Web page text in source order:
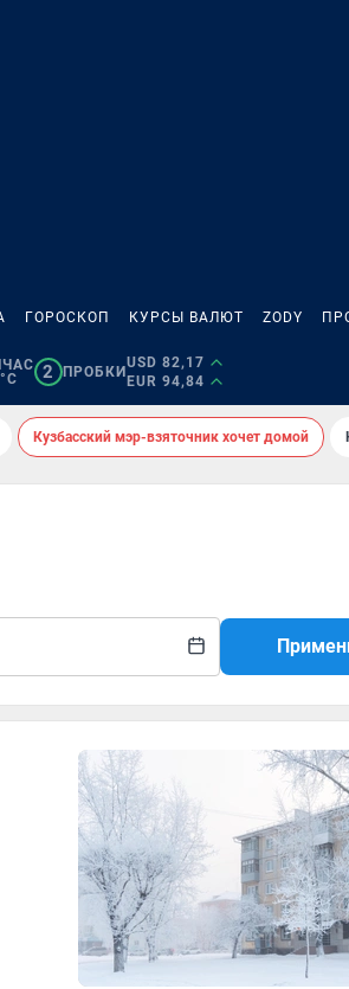
ГОРОСКОП КУРСЫ ВАЛЮТ ZODY
2 ПРОБКИ
USD 82,17
EUR 94,84
Кузбасский мэр-взяточник хочет домой